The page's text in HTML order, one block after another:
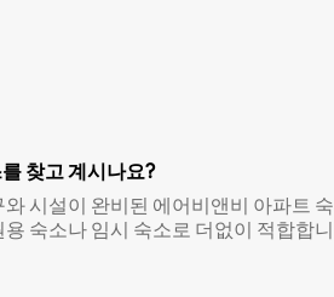
찾고 계시나요?
와 시설이 완비된 에어비앤비 아파트 숙
용 숙소나 임시 숙소로 더없이 적합합니